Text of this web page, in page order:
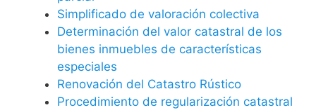
Simplificado de valoración colectiva
Determinación del valor catastral de los
bienes inmuebles de características
especiales
Renovación del Catastro Rústico
Procedimiento de regularización catastral